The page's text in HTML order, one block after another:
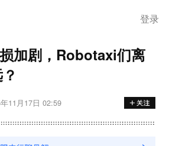
登录
加剧，Robotaxi们离
11月17日 02:59